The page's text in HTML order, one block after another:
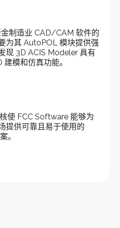
制造业 CAD/CAM 软件的
为其 AutoPOL 模块提供强
现 3D ACIS Modeler 具有
模和仿真功能。
使 FCC Software 能够为
提供可靠且易于使用的
。